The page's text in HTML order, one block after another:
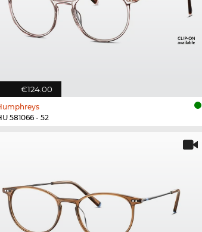
€124.00
581066 - 52